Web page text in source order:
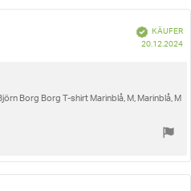
VerifiziertKÄUFER
20.12.2024
Borg Borg T-shirt Marinblå, M, Marinblå, M